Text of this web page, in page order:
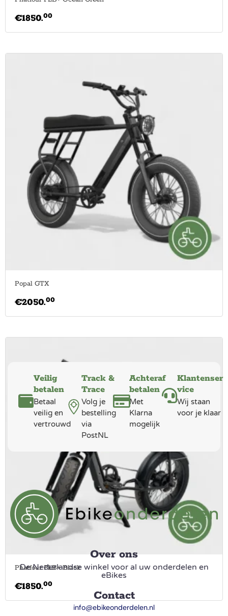
€1850.00
Popal GTX
€2050.00
Phatfour FLB+ Black
€1850.00
Veilig
betalen
Betaal
veilig en
vertrouwd
Track &
Trace
Volg je
bestelling
via
PostNL
Achteraf
betalen
Met
Klarna
mogelijk
Klantenser
vice
Wij staan
voor je klaar
Over ons
De Nederlandse winkel voor al uw onderdelen en
eBikes
Contact
info@ebikeonderdelen.nl